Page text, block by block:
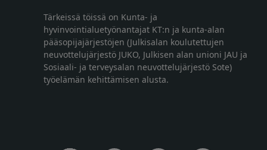
Tärkeissä töissä on Kunta- ja
hyvinvointialuetyönantajat KT:n ja kunta-alan
pääsopijajärjestöjen (Julkisalan koulutettujen
neuvottelujärjestö JUKO, Julkisen alan unioni JAU ja
Sosiaali- ja terveysalan neuvottelujärjestö Sote)
työelämän kehittämisen alusta.